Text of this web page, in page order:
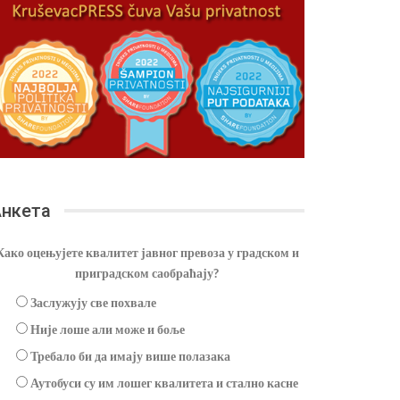
оцењујете квалитет јавног превоза у градском и
приградском саобраћају?
Заслужују све похвале
Није лоше али може и боље
Требало би да имају више полазака
Аутобуси су им лошег квалитета и стално касне